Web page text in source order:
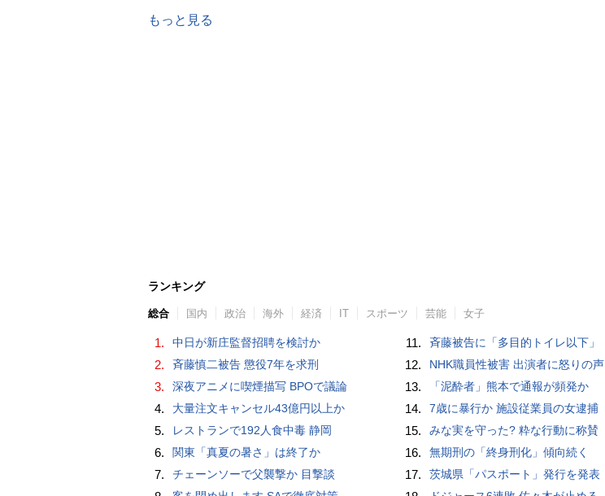
もっと見る
ランキング
総合 国内 政治 海外 経済 IT スポーツ 芸能 女子
1. 中日が新庄監督招聘を検討か
2. 斉藤慎二被告 懲役7年を求刑
3. 深夜アニメに喫煙描写 BPOで議論
4. 大量注文キャンセル43億円以上か
5. レストランで192人食中毒 静岡
6. 関東「真夏の暑さ」は終了か
7. チェーンソーで父襲撃か 目撃談
11. 斉藤被告に「多目的トイレ以下」
12. NHK職員性被害 出演者に怒りの声
13. 「泥酔者」熊本で通報が頻発か
14. 7歳に暴行か 施設従業員の女逮捕
15. みな実を守った? 粋な行動に称賛
16. 無期刑の「終身刑化」傾向続く
17. 茨城県「パスポート」発行を発表